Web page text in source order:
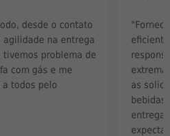
desde o contato
na entrega
tivemos problema de
com gás e me
a todos pelo
as
entrega